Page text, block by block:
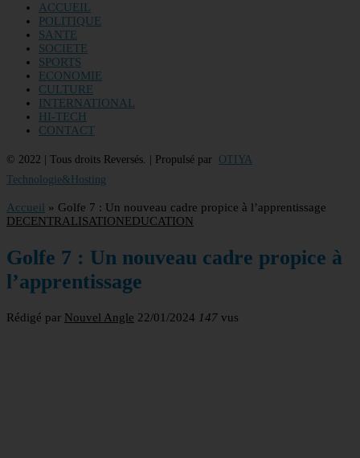
ACCUEIL
POLITIQUE
SANTE
SOCIETE
SPORTS
ECONOMIE
CULTURE
INTERNATIONAL
HI-TECH
CONTACT
© 2022 | Tous droits Reversés. | Propulsé par OTIYA
Technologie&Hosting
Accueil » Golfe 7 : Un nouveau cadre propice à l’apprentissage
DECENTRALISATIONEDUCATION
Golfe 7 : Un nouveau cadre propice à
l’apprentissage
Rédigé par Nouvel Angle 22/01/2024 147 vus